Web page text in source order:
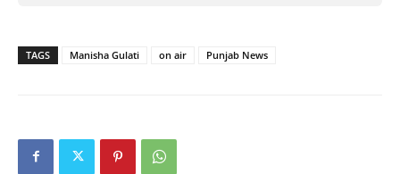
TAGS Manisha Gulati on air Punjab News